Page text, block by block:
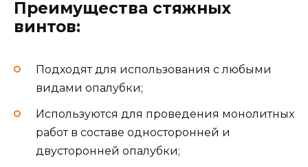
Преимущества стяжных
винтов:
Подходят для использования с любыми
видами опалубки;
Используются для проведения монолитных
работ в составе односторонней и
двусторонней опалубки;